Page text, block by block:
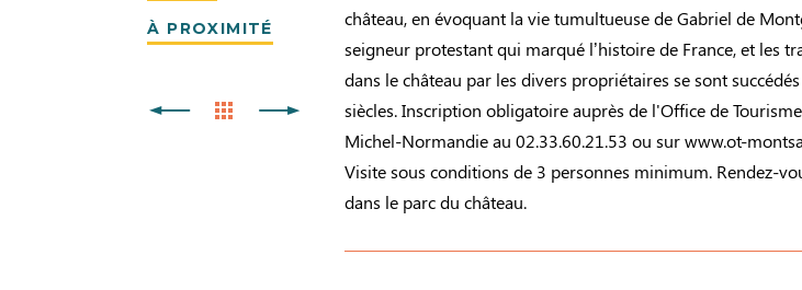
À PROXIMITÉ
château, en évoquant la vie tumultueuse de Gabriel de
seigneur protestant qui marqué l’histoire de France, et les
dans le château par les divers propriétaires se sont
siècles. Inscription obligatoire auprès de l'Office de
Michel-Normandie au 02.33.60.21.53 ou sur www.ot-
Visite sous conditions de 3 personnes minimum. Rendez-
dans le parc du château.